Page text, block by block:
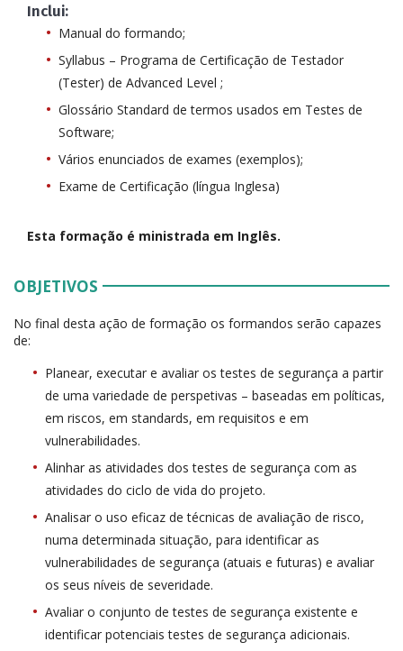
Inclui:
Manual do formando;
Syllabus – Programa de Certificação de Testador
(Tester) de Advanced Level ;
Glossário Standard de termos usados em Testes de
Software;
Vários enunciados de exames (exemplos);
Exame de Certificação (língua Inglesa)
Esta formação é ministrada em Inglês.
OBJETIVOS
No final desta ação de formação os formandos serão capazes
de:
Planear, executar e avaliar os testes de segurança a partir
de uma variedade de perspetivas – baseadas em políticas,
em riscos, em standards, em requisitos e em
vulnerabilidades.
Alinhar as atividades dos testes de segurança com as
atividades do ciclo de vida do projeto.
Analisar o uso eficaz de técnicas de avaliação de risco,
numa determinada situação, para identificar as
vulnerabilidades de segurança (atuais e futuras) e avaliar
os seus níveis de severidade.
Avaliar o conjunto de testes de segurança existente e
identificar potenciais testes de segurança adicionais.